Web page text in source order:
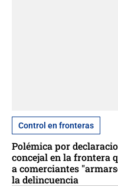
Control en fronteras
Polémica por
concejal en la frontera
a comerciantes
la delincuencia